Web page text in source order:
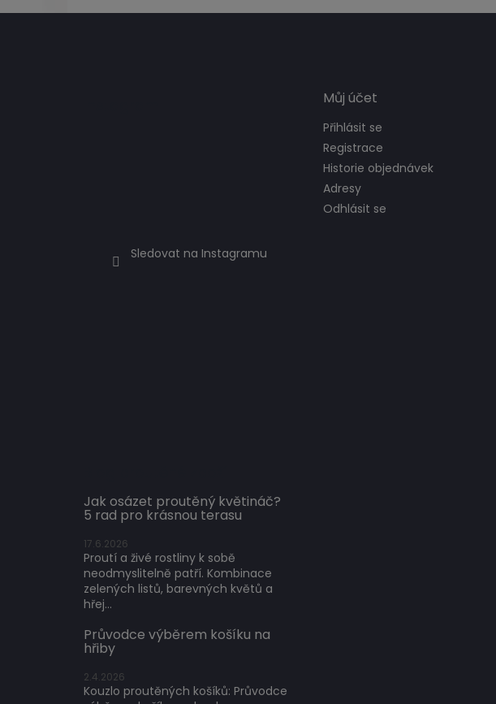
Z
Sledovat na Instagramu
Můj účet
Přihlásit se
Registrace
Historie objednávek
Adresy
Odhlásit se
Jak osázet proutěný květináč?
5 rad pro krásnou terasu
17.6.2026
Proutí a živé rostliny k sobě
neodmyslitelně patří. Kombinace
zelených listů, barevných květů a
hřej...
Průvodce výběrem košíku na
hřiby
2.4.2026
Kouzlo proutěných košíků: Průvodce